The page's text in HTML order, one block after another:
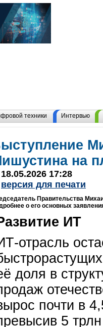
техники Интервью
на
18.05.2026 17:28
версия для печати
Правительства
о его основных
ИТ
отрасль
доля в
почти в
5